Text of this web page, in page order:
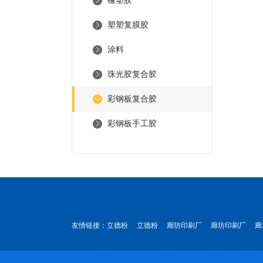
塑塑复膜胶
涂料
珠光胶复合胶
彩钢板复合胶
彩钢板手工胶
友情链接： 立德粉 立德粉 廊坊印刷厂 廊坊印刷厂